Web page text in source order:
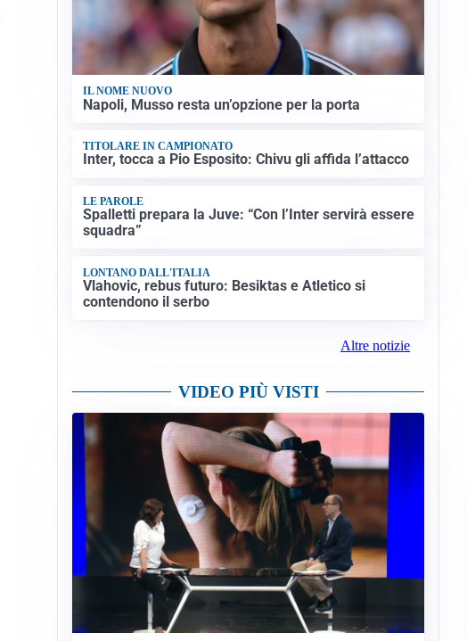
IL NOME NUOVO
Napoli, Musso resta un’opzione per la porta
TITOLARE IN CAMPIONATO
Inter, tocca a Pio Esposito: Chivu gli affida l’attacco
LE PAROLE
Spalletti prepara la Juve: “Con l’Inter servirà essere
squadra”
LONTANO DALL'ITALIA
Vlahovic, rebus futuro: Besiktas e Atletico si
contendono il serbo
Altre notizie
VIDEO PIÙ VISTI